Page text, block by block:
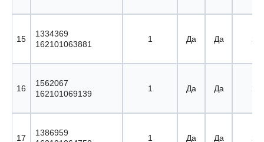
15
1334369
162101063881
1 Да Да
16
1562067
162101069139
1 Да Да
17
1386959
1 Да Да